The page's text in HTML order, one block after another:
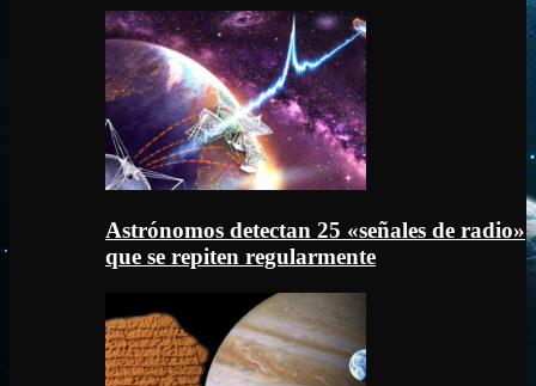
Astrónomos detectan 25 «señales de radio»
que se repiten regularmente